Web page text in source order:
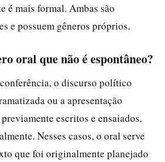
é mais formal. Ambas são
e possuem gêneros próprios.
oral que não é espontâneo?
o discurso político
ou a apresentação
escritos e ensaiados,
Nesses casos, o oral serve
que foi originalmente planejado